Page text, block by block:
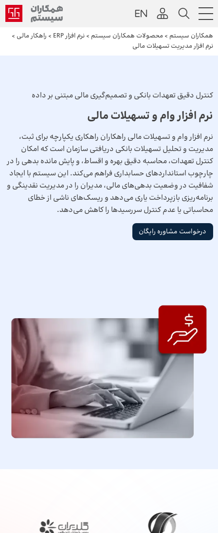
همکاران سیستم > محصولات همکاران سیستم > نرم افزار ERP > راهکار مالی >
نرم افزار مدیریت تسهیلات مالی
کنترل دقیق تعهدات بانکی و تصمیم‌گیری مالی مبتنی بر داده
نرم افزار وام و تسهیلات مالی
نرم افزار وام و تسهیلات مالی راهکاران راهکاری یکپارچه برای ثبت،
مدیریت و تحلیل تسهیلات بانکی دریافتی سازمان است که امکان
کنترل تعهدات، محاسبه دقیق بهره و اقساط، و پایش مانده بدهی را در
چارچوب استانداردهای حسابداری فراهم می‌کند. این سیستم با ایجاد
شفافیت در وضعیت بدهی‌های مالی، مدیران را در مدیریت نقدینگی و
برنامه‌ریزی بازپرداخت یاری می‌دهد و ریسک‌های ناشی از خطای
محاسباتی یا عدم کنترل سررسیدها را کاهش می‌دهد.
درخواست مشاوره رایگان